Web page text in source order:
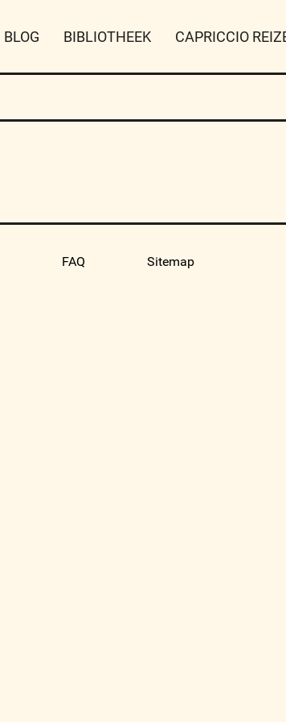
BLOG BIBLIOTHEEK CAPRICCIO
FAQ Sitemap